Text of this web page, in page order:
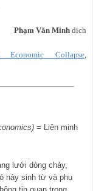
Phạm Văn Minh dịch
Collapse
= Liên minh
lưới dòng chảy,
nảy sinh từ và phụ